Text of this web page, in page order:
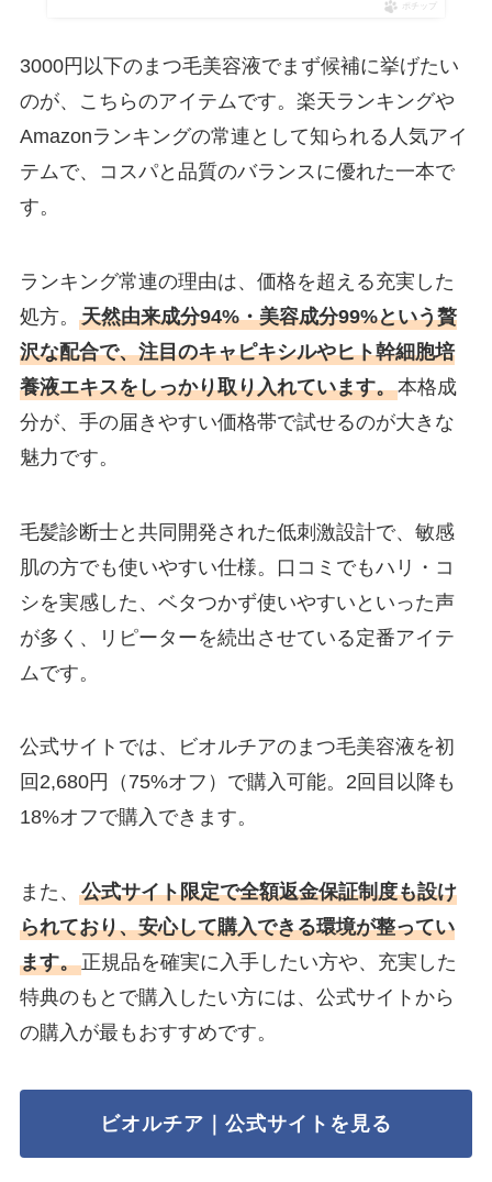
ポチップ
3000円以下のまつ毛美容液でまず候補に挙げたい
のが、こちらのアイテムです。楽天ランキングや
Amazonランキングの常連として知られる人気アイ
テムで、コスパと品質のバランスに優れた一本で
す。
ランキング常連の理由は、価格を超える充実した
処方。 天然由来成分94%・美容成分99%という贅
沢な配合で、注目のキャピキシルやヒト幹細胞培
養液エキスをしっかり取り入れています。本格成
分が、手の届きやすい価格帯で試せるのが大きな
魅力です。
毛髪診断士と共同開発された低刺激設計で、敏感
肌の方でも使いやすい仕様。口コミでもハリ・コ
シを実感した、ベタつかず使いやすいといった声
が多く、リピーターを続出させている定番アイテ
ムです。
公式サイトでは、ビオルチアのまつ毛美容液を初
回2,680円（75%オフ）で購入可能。2回目以降も
18%オフで購入できます。
また、 公式サイト限定で全額返金保証制度も設け
られており、安心して購入できる環境が整ってい
ます。正規品を確実に入手したい方や、充実した
特典のもとで購入したい方には、公式サイトから
の購入が最もおすすめです。
ビオルチア｜公式サイトを見る